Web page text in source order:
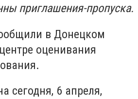
приглашения-пропуска.
в Донецком
оценивания
сегодня, 6 апреля,